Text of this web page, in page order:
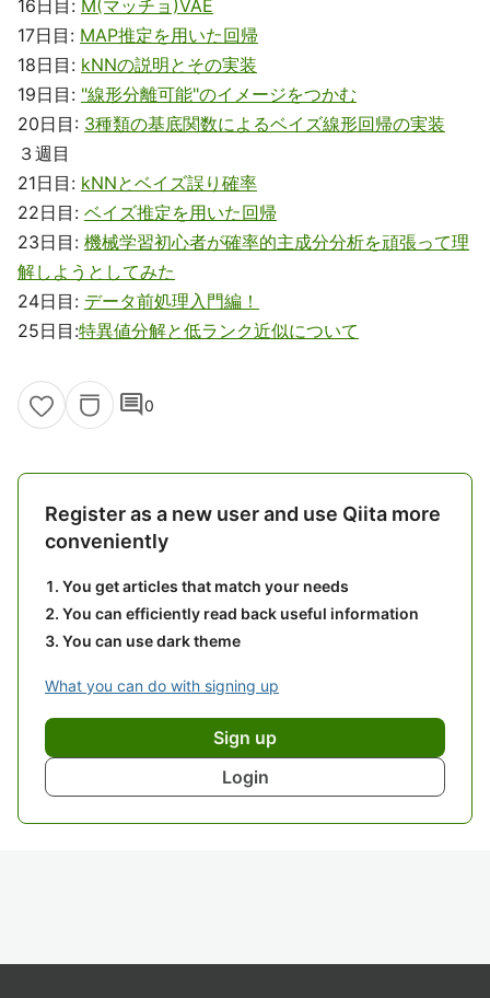
16日目: M(マッチョ)VAE
17日目: MAP推定を用いた回帰
18日目: kNNの説明とその実装
19日目: "線形分離可能"のイメージをつかむ
20日目: 3種類の基底関数によるベイズ線形回帰の実装
３週目
21日目: kNNとベイズ誤り確率
22日目: ベイズ推定を用いた回帰
23日目: 機械学習初心者が確率的主成分分析を頑張って理
解しようとしてみた
24日目: データ前処理入門編！
25日目:特異値分解と低ランク近似について
comment0
Register as a new user and use Qiita more
conveniently
You get articles that match your needs
You can efficiently read back useful information
You can use dark theme
What you can do with signing up
Sign up
Login